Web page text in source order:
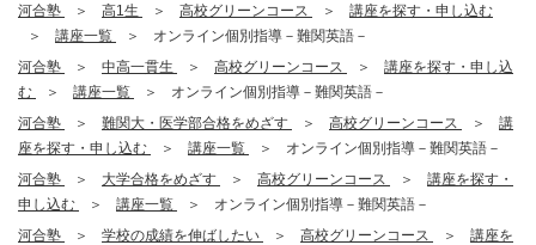
河合塾
高1生 高校グリーンコース
講座を探す・申し込む
講座一覧
オンライン個別指導－難関英語－
河合塾
中高一貫生 高校グリーンコース
講座を探す・申し込
む
講座一覧
オンライン個別指導－難関英語－
河合塾
難関大・医学部合格をめざす 高校グリーンコース
講
座を探す・申し込む
講座一覧
オンライン個別指導－難関英語－
河合塾
大学合格をめざす 高校グリーンコース
講座を探す・
申し込む
講座一覧
オンライン個別指導－難関英語－
河合塾
学校の成績を伸ばしたい 高校グリーンコース
講座を